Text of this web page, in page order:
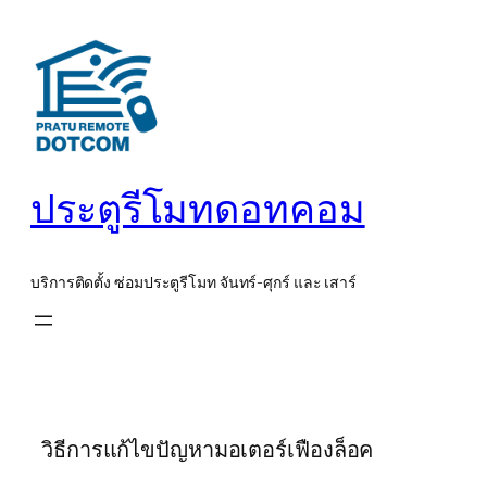
เนื้อหา
ประตูรีโมทดอทคอม
บริการติดตั้ง ซ่อมประตูรีโมท จันทร์-ศุกร์ และ เสาร์
วิธีการแก้ไขปัญหามอเตอร์เฟืองล็อค